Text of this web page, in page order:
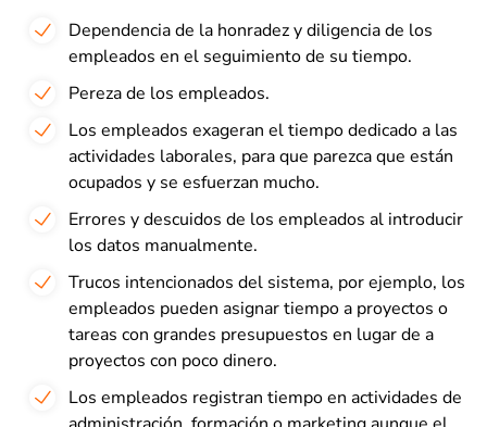
Dependencia de la honradez y diligencia de los
empleados en el seguimiento de su tiempo.
Pereza de los empleados.
Los empleados exageran el tiempo dedicado a las
actividades laborales, para que parezca que están
ocupados y se esfuerzan mucho.
Errores y descuidos de los empleados al introducir
los datos manualmente.
Trucos intencionados del sistema, por ejemplo, los
empleados pueden asignar tiempo a proyectos o
tareas con grandes presupuestos en lugar de a
proyectos con poco dinero.
Los empleados registran tiempo en actividades de